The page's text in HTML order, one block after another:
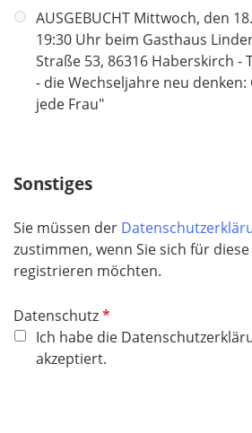
AUSGEBUCHT Mittwoch, den
19:30 Uhr beim Gasthaus
Straße 53, 86316 Haberskirch -
- die Wechseljahre neu
jede Frau"
Sonstiges
Sie müssen der
zustimmen, wenn Sie sich für
registrieren möchten.
DatenschutzP
f
l
Ich habe die
akzeptiert.